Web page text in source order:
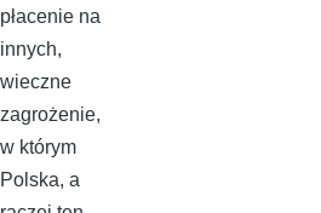
płacenie na
innych,
wieczne
zagrożenie,
w którym
Polska, a